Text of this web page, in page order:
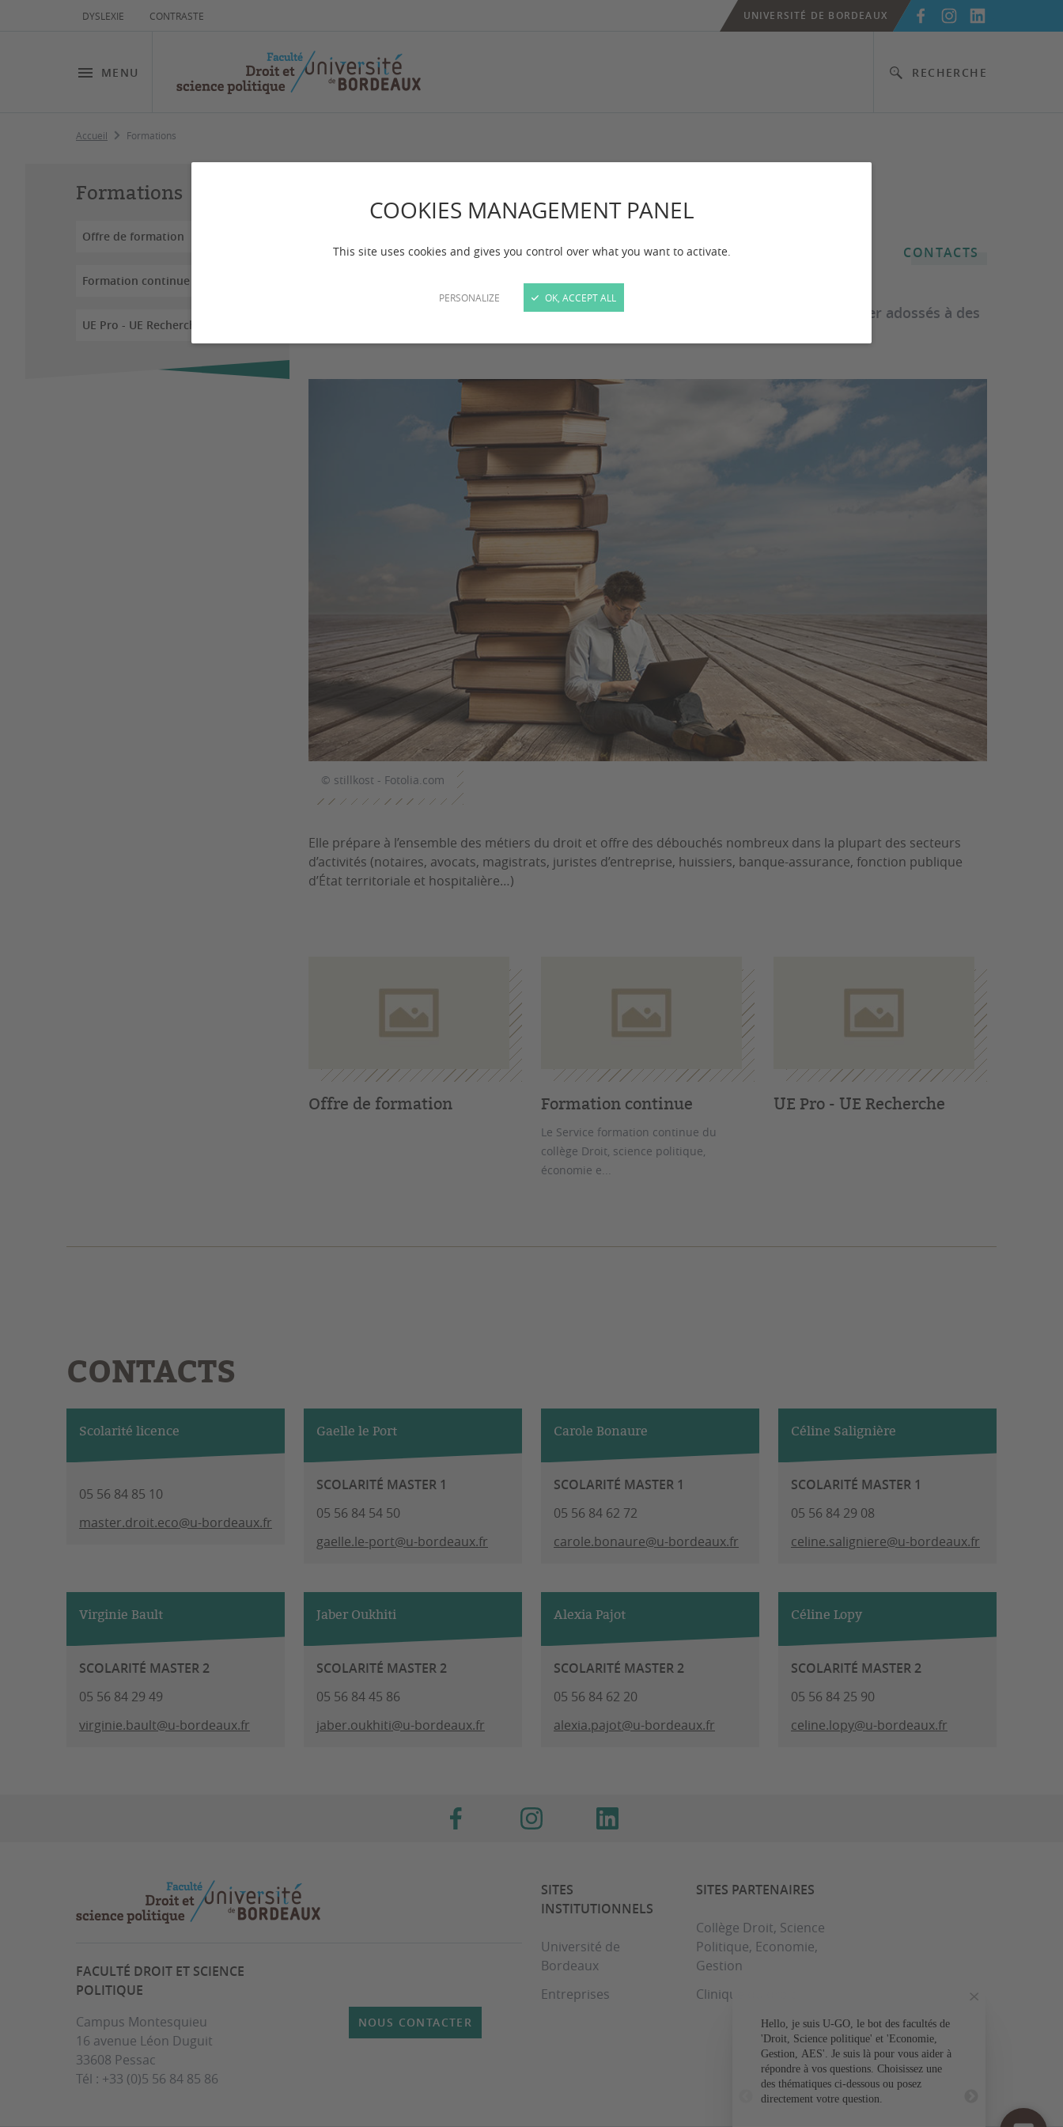
COOKIES MANAGEMENT PANEL
This site uses cookies and gives you control over what you want to activate.
PERSONALIZE OK, ACCEPT ALL
DYSLEXIE CONTRASTE
MENU RECHERCHE
UNIVERSITÉ DE BORDEAUX
Accueil Formations
Formations
Offre de formation
Formation continue
UE Pro - UE Recherche
Dernière mise à jour :le 27/01/2025 CONTACTS
La faculté de droit et science politique prépare aux diplômes de licence et de master adossés à des
© stillkost - Fotolia.com
Elle prépare à l’ensemble des métiers du droit et offre des débouchés nombreux dans la plupart des secteurs
d’activités (notaires, avocats, magistrats, juristes d’entreprise, huissiers, banque-assurance, fonction publique
d’État territoriale et hospitalière…)
Offre de formation Formation continue
Le Service formation continue du
collège Droit, science politique,
économie e...
UE Pro - UE Recherche
CONTACTS
Scolarité licence
05 56 84 85 10
master.droit.eco@u-bordeaux.fr
Gaelle le Port
SCOLARITÉ MASTER 1
05 56 84 54 50
gaelle.le-port@u-bordeaux.fr
Carole Bonaure
SCOLARITÉ MASTER 1
05 56 84 62 72
carole.bonaure@u-bordeaux.fr
Céline Salignière
SCOLARITÉ MASTER 1
05 56 84 29 08
celine.saligniere@u-bordeaux.fr
Virginie Bault
SCOLARITÉ MASTER 2
05 56 84 29 49
virginie.bault@u-bordeaux.fr
Jaber Oukhiti
SCOLARITÉ MASTER 2
05 56 84 45 86
jaber.oukhiti@u-bordeaux.fr
Alexia Pajot
SCOLARITÉ MASTER 2
05 56 84 62 20
alexia.pajot@u-bordeaux.fr
Céline Lopy
SCOLARITÉ MASTER 2
05 56 84 25 90
celine.lopy@u-bordeaux.fr
FACULTÉ DROIT ET SCIENCE
POLITIQUE
Campus Montesquieu
16 avenue Léon Duguit
33608 Pessac
Tél : +33 (0)5 56 84 85 86
NOUS CONTACTER
SITES
INSTITUTIONNELS
Université de
Bordeaux
Entreprises
SITES PARTENAIRES
Collège Droit, Science
Politique, Economie,
Gestion
Clinique du droit
Hello, je suis U-GO, le bot des facultés de
'Droit, Science politique' et 'Economie,
Gestion, AES'. Je suis là pour vous aider à
répondre à vos questions. Choisissez une
des thématiques ci-dessous ou posez
directement votre question.
Les